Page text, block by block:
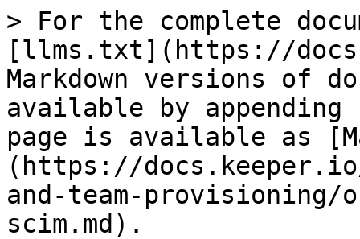
> For the complete
[llms.txt](https://
Markdown versions of
available by
page is available as
(https://
and-team-
scim.md).